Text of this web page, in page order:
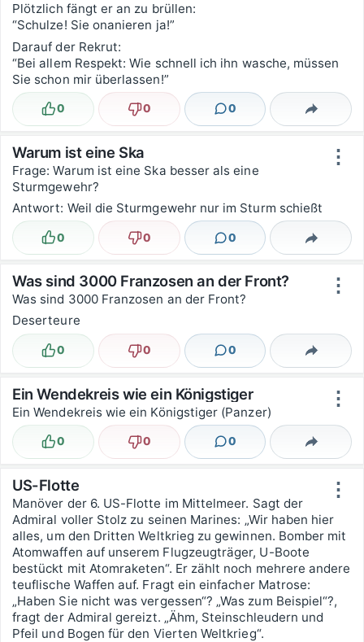
Plötzlich fängt er an zu brüllen:
“Schulze! Sie onanieren ja!”
Darauf der Rekrut:
“Bei allem Respekt: Wie schnell ich ihn wasche, müssen
Sie schon mir überlassen!”
Lustig
0 Nicht lustig
0 0
Kommentare Teilen
⋮
Warum ist eine Ska
Frage: Warum ist eine Ska besser als eine
Sturmgewehr?
Antwort: Weil die Sturmgewehr nur im Sturm schießt
Lustig
0 Nicht lustig
0 0
Kommentare Teilen
⋮
Was sind 3000 Franzosen an der Front?
Was sind 3000 Franzosen an der Front?
Deserteure
Lustig
0 Nicht lustig
0 0
Kommentare Teilen
⋮
Ein Wendekreis wie ein Königstiger
Ein Wendekreis wie ein Königstiger (Panzer)
Lustig
0 Nicht lustig
0 0
Kommentare Teilen
⋮
US-Flotte
Manöver der 6. US-Flotte im Mittelmeer. Sagt der
Admiral voller Stolz zu seinen Marines: „Wir haben hier
alles, um den Dritten Weltkrieg zu gewinnen. Bomber mit
Atomwaffen auf unserem Flugzeugträger, U-Boote
bestückt mit Atomraketen“. Er zählt noch mehrere andere
teuflische Waffen auf. Fragt ein einfacher Matrose:
„Haben Sie nicht was vergessen“? „Was zum Beispiel“?,
fragt der Admiral gereizt. „Ähm, Steinschleudern und
Pfeil und Bogen für den Vierten Weltkrieg“.